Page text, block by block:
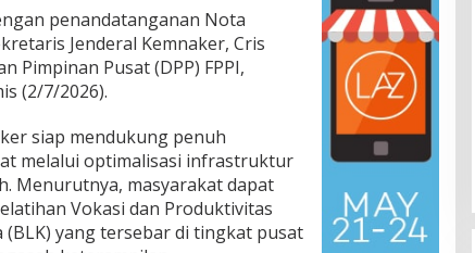
penandatanganan Nota
Jenderal Kemnaker, Cris
Pimpinan Pusat (DPP) FPPI,
(2/7/2026).
siap mendukung penuh
melalui optimalisasi infrastruktur
Menurutnya, masyarakat dapat
Vokasi dan Produktivitas
(BLK) yang tersebar di tingkat pusat